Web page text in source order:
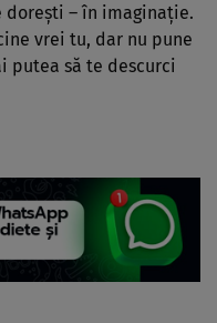
doreşti – în imaginaţie.
vrei tu, dar nu pune
putea să te descurci